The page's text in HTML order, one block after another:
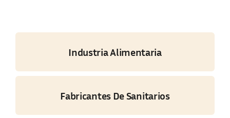
Industria Alimentaria
Fabricantes De Sanitarios